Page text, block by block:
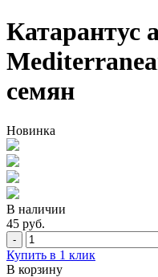
Катарантус
cемян
Новинка
В наличии
45 руб.
-
Купить в 1 клик
В корзину